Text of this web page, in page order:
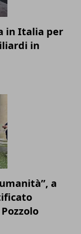
in Italia per
in
a